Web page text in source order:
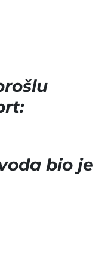
bio je